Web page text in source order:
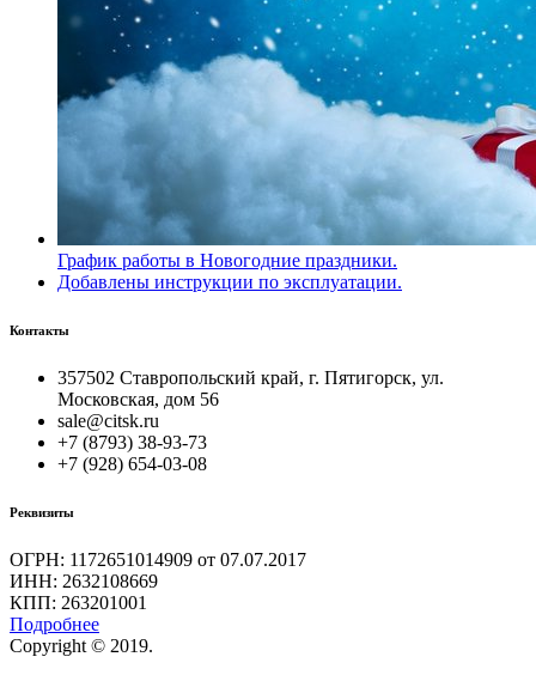
График работы в Новогодние праздники.
Добавлены инструкции по эксплуатации.
Контакты
357502 Ставропольский край, г. Пятигорск, ул.
Московская, дом 56
sale@citsk.ru
+7 (8793) 38-93-73
+7 (928) 654-03-08
Реквизиты
ОГРН: 1172651014909 от 07.07.2017
ИНН: 2632108669
КПП: 263201001
Подробнее
Copyright © 2019.